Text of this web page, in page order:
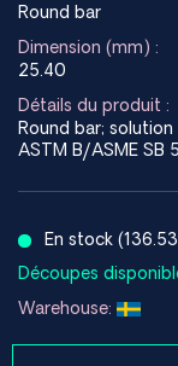
Round bar
Dimension (mm) :
25.40
Détails du produit :
Round bar;
ASTM B/ASME SB
En stock
Découpes
Warehouse: